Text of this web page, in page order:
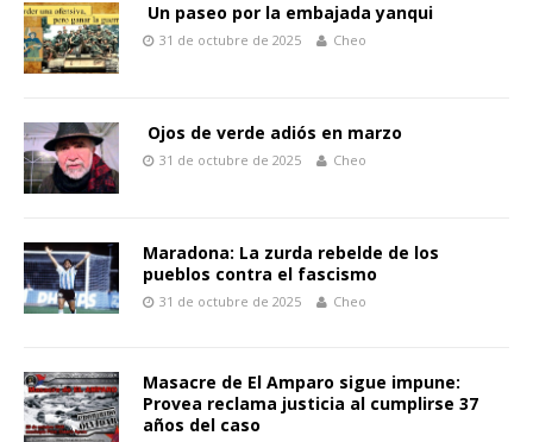
Un paseo por la embajada yanqui
31 de octubre de 2025 Cheo
Ojos de verde adiós en marzo
31 de octubre de 2025 Cheo
Maradona: La zurda rebelde de los
pueblos contra el fascismo
31 de octubre de 2025 Cheo
Masacre de El Amparo sigue impune:
Provea reclama justicia al cumplirse 37
años del caso